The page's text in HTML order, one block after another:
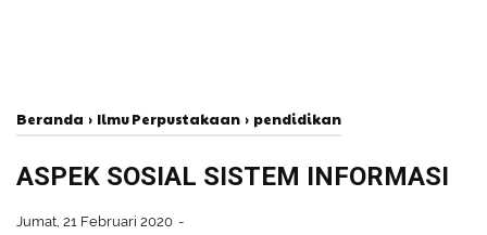
Beranda › Ilmu Perpustakaan › pendidikan
ASPEK SOSIAL SISTEM INFORMASI
Jumat, 21 Februari 2020